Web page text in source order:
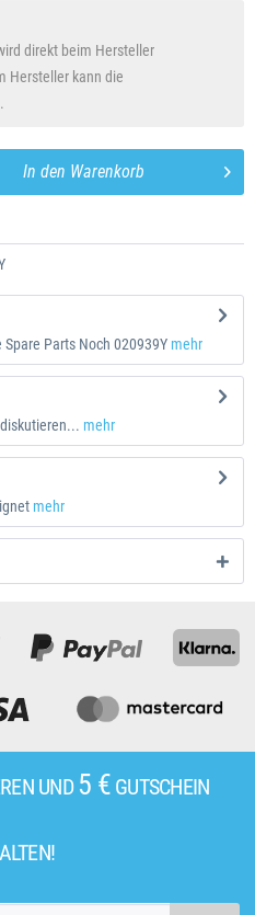
direkt beim Hersteller
Hersteller kann die
In den Warenkorb
Parts Noch 020939Y mehr
mehr
mehr
UND 5 €GUTSCHEIN